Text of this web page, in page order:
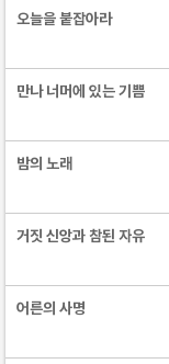
오늘을 붙잡아라
만나 너머에 있는 기쁨
밤의 노래
거짓 신앙과 참된 자유
어른의 사명